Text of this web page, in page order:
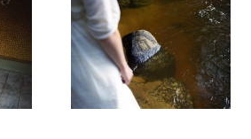
vent #014
Autant parler au vent #012